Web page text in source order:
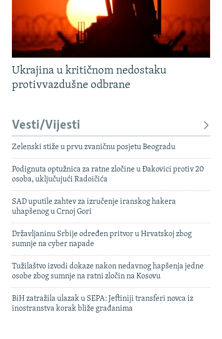
Ukrajina u kritičnom nedostaku
protivvazdušne odbrane
Vesti/Vijesti
Zelenski stiže u prvu zvaničnu posjetu Beogradu
Podignuta optužnica za ratne zločine u Đakovici protiv 20
osoba, uključujući Radoičića
SAD uputile zahtev za izručenje iranskog hakera
uhapšenog u Crnoj Gori
Državljaninu Srbije određen pritvor u Hrvatskoj zbog
sumnje na cyber napade
Tužilaštvo izvodi dokaze nakon nedavnog hapšenja jedne
osobe zbog sumnje na ratni zločin na Kosovu
BiH zatražila ulazak u SEPA: Jeftiniji transferi novca iz
inostranstva korak bliže građanima